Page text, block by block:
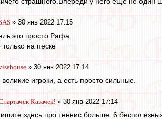
» 30 янв 2022 17:15
это просто Рафа...
на песке
» 30 янв 2022 17:14
великие игроки, а есть просто сильные.
Казачек! » 30 янв 2022 17:14
здесь про теннис больше .6